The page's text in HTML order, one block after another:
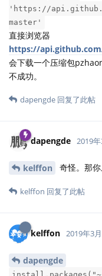
'https://
master'
直接浏览器
https://
会下载一个压缩包
不成功。
dapengde 回复了此帖
dapengde 2019
kelffon 奇怪。那
kelffon 回复了此帖
kelffon 2019年3
dapengde